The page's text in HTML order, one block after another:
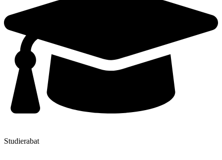
Studierabat